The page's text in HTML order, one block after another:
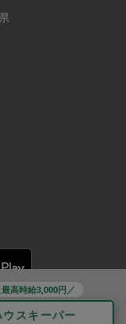
最高時給3,000円／
ウスキーパー